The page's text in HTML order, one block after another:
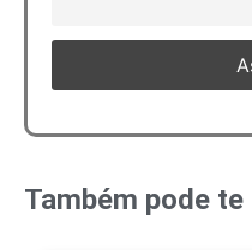
Também pode